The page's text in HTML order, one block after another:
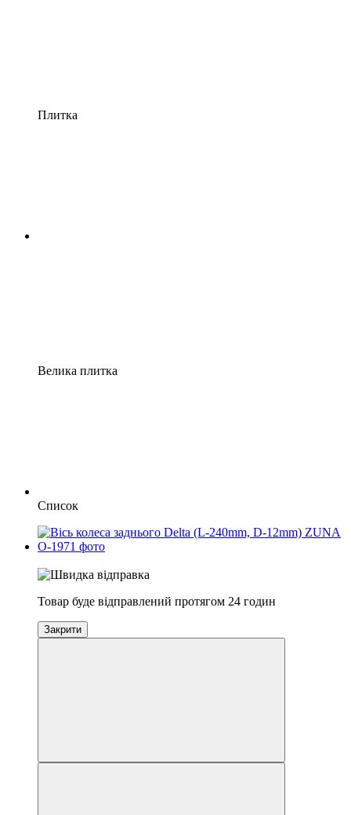
Плитка
Велика плитка
Список
Товар буде відправлений протягом 24 годин
Закрити